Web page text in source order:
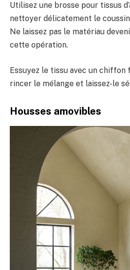
Utilisez une brosse pour tissus
nettoyer délicatement le
Ne laissez pas le matériau
cette opération.
Essuyez le tissu avec un chiffon
rincer le mélange et laissez-le
Housses amovibles